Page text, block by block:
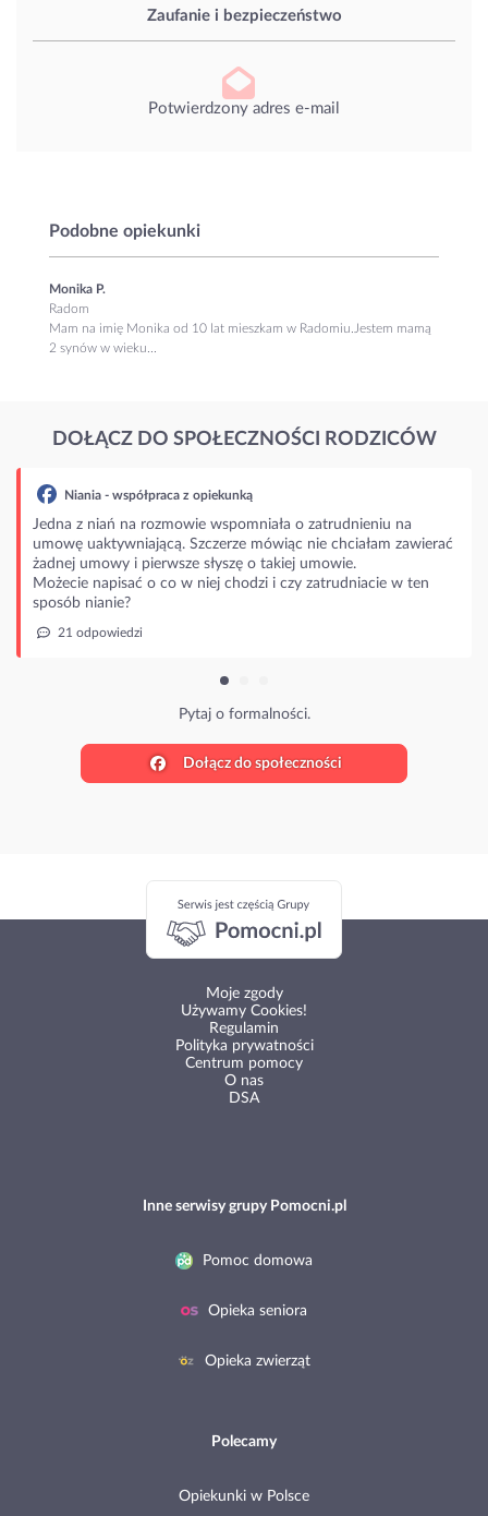
Zaufanie i bezpieczeństwo
Potwierdzony adres e-mail
Podobne opiekunki
Monika P.
Radom
Mam na imię Monika od 10 lat mieszkam w Radomiu.Jestem mamą
2 synów w wieku...
DOŁĄCZ DO SPOŁECZNOŚCI RODZICÓW
Niania - współpraca z opiekunką
Jedna z niań na rozmowie wspomniała o zatrudnieniu na
umowę uaktywniającą. Szczerze mówiąc nie chciałam zawierać
żadnej umowy i pierwsze słyszę o takiej umowie.
Możecie napisać o co w niej chodzi i czy zatrudniacie w ten
sposób nianie?
21 odpowiedzi
Pytaj o formalności.
Dołącz do społeczności
Moje zgody
Używamy Cookies!
Regulamin
Polityka prywatności
Centrum pomocy
O nas
DSA
Inne serwisy grupy Pomocni.pl
Pomoc domowa
Opieka seniora
Opieka zwierząt
Polecamy
Opiekunki w Polsce